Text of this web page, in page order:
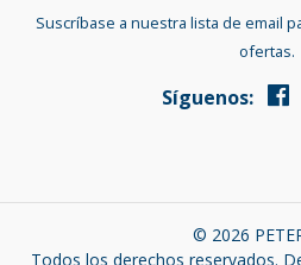
Suscríbase a nuestra lista de email
ofertas.
Síguenos:
© 2026
Todos los derechos reservados.